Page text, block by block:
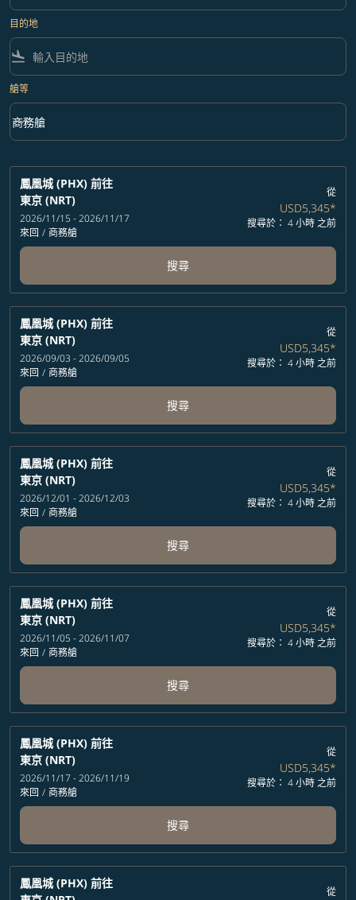
目的地
flight_land
艙等
艙等 option 商務艙 Selected
商務艙
keyboard_arrow_down
鳳凰城 (PHX) 前往
東京 (NRT)
2026/11/15 - 2026/11/17
來回 / 商務艙
從
USD5,345*
搜尋於： 4 小時 之前
搜尋
鳳凰城 (PHX) 前往
東京 (NRT)
2026/09/03 - 2026/09/05
來回 / 商務艙
從
USD5,345*
搜尋於： 4 小時 之前
搜尋
鳳凰城 (PHX) 前往
東京 (NRT)
2026/12/01 - 2026/12/03
來回 / 商務艙
從
USD5,345*
搜尋於： 4 小時 之前
搜尋
鳳凰城 (PHX) 前往
東京 (NRT)
2026/11/05 - 2026/11/07
來回 / 商務艙
從
USD5,345*
搜尋於： 4 小時 之前
搜尋
鳳凰城 (PHX) 前往
東京 (NRT)
2026/11/17 - 2026/11/19
來回 / 商務艙
從
USD5,345*
搜尋於： 4 小時 之前
搜尋
鳳凰城 (PHX) 前往
從